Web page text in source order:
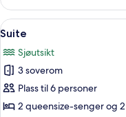
sjøutsikt
Åpne
alle
bildene
av
Suite
7
Suite
Sjøutsikt
3 soverom
Plass til 6 personer
2 queensize-senger og